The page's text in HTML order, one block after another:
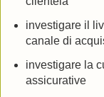
investigare il
canale di
investigare la
assicurative